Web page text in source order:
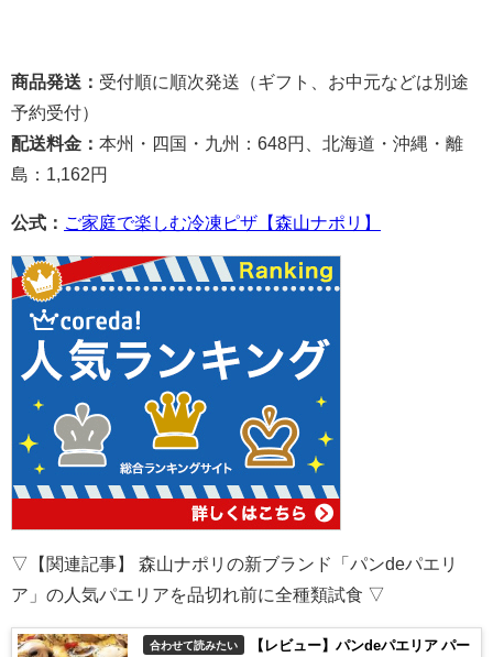
商品発送： 受付順に順次発送（ギフト、お中元などは別途
予約受付）
配送料金： 本州・四国・九州：648円、北海道・沖縄・離
島：1,162円
公式： ご家庭で楽しむ冷凍ピザ【森山ナポリ】
▽【関連記事】 森山ナポリの新ブランド「パンdeパエリ
ア」の人気パエリアを品切れ前に全種類試食 ▽
合わせて読みたい 【レビュー】パンdeパエリア パー